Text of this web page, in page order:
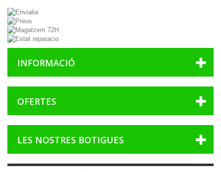
INFORMACIÓ
OFERTES
LES NOSTRES BOTIGUES